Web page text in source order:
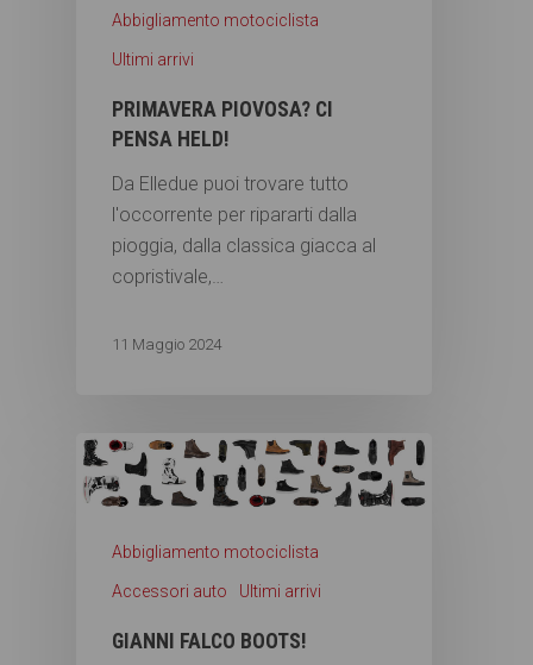
Abbigliamento motociclista
Ultimi arrivi
PRIMAVERA PIOVOSA? CI
PENSA HELD!
Da Elledue puoi trovare tutto
l'occorrente per ripararti dalla
pioggia, dalla classica giacca al
copristivale,…
11 Maggio 2024
Abbigliamento motociclista
Accessori auto Ultimi arrivi
GIANNI FALCO BOOTS!